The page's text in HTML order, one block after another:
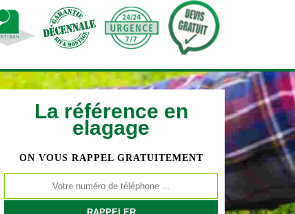
La référence en
elagage
ON VOUS RAPPEL GRATUITEMENT